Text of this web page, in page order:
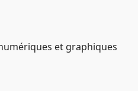
et graphiques